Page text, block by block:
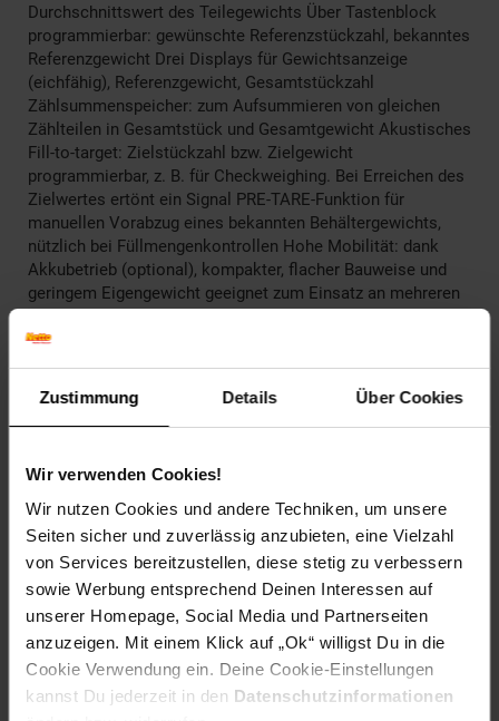
Zustimmung Details Über Cookies
Wir verwenden Cookies!
Wir nutzen Cookies und andere Techniken, um unsere
Seiten sicher und zuverlässig anzubieten, eine Vielzahl
von Services bereitzustellen, diese stetig zu verbessern
sowie Werbung entsprechend Deinen Interessen auf
unserer Homepage, Social Media und Partnerseiten
anzuzeigen. Mit einem Klick auf „Ok“ willigst Du in die
Cookie Verwendung ein. Deine Cookie-Einstellungen
kannst Du jederzeit in den Datenschutzinformationen
Durchschnittswert des Teilegewichts Über Tastenblock
programmierbar: gewünschte Referenzstückzahl, bekanntes
Referenzgewicht Drei Displays für Gewichtsanzeige
(eichfähig), Referenzgewicht, Gesamtstückzahl
Zählsummenspeicher: zum Aufsummieren von gleichen
Zählteilen in Gesamtstück und Gesamtgewicht Akustisches
Fill-to-target: Zielstückzahl bzw. Zielgewicht
programmierbar, z. B. für Checkweighing. Bei Erreichen des
Zielwertes ertönt ein Signal PRE-TARE-Funktion für
manuellen Vorabzug eines bekannten Behältergewichts,
nützlich bei Füllmengenkontrollen Hohe Mobilität: dank
Akkubetrieb (optional), kompakter, flacher Bauweise und
geringem Eigengewicht geeignet zum Einsatz an mehreren
in einer: Umschaltung vom Zählmodus in den Wiegemodus
per Tastendruck Arbeitsschutzhaube im Lieferumfang
enthalten Technische Details Wägebereich 30 kg
Ablesbarkeit 0,5 g kleinstes Teilegewicht 5 g/Stück
Lieferumfang Zählwaage CPB
Artikelnummer: 2807078000
EAN: 4045761124394
Artikel gehört zur Kategorie:
Weiteres Werkzeug
Versandinformationen
Herstellerinformationen